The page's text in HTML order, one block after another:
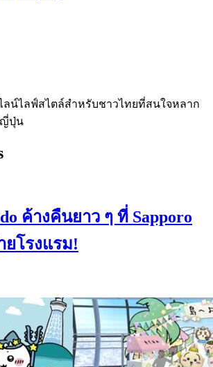
ลน์ไลฟ์สไตล์สำหรับชาวไทยที่สนใจหลาก
ญี่ปุ่น
ค้างคืนยาว ๆ ที่ Sapporo
ยโรงแรม!